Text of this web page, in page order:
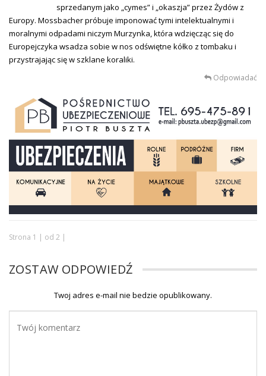
sprzedanym jako „cymes” i „okaszja” przez Żydów z
Europy. Mossbacher próbuje imponować tymi intelektualnymi i
moralnymi odpadami niczym Murzynka, która wdzięcząc się do
Europejczyka wsadza sobie w nos odświętne kółko z tombaku i
przystrajając się w szklane koraliki.
Odpowiadać
Strona 1 | od 2 |
ZOSTAW ODPOWIEDŹ
Twoj adres e-mail nie bedzie opublikowany.